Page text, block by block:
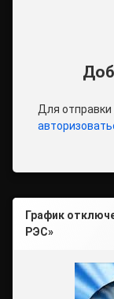
Для
График
РЭС»